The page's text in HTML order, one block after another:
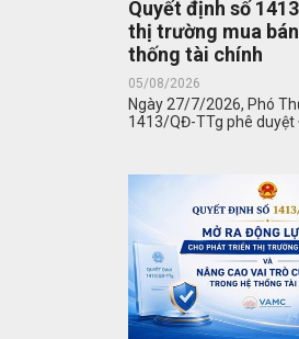
Quyết định số
thị trường mua
thống tài chính
05/08/2026
Ngày 27/7/2026, Phó
1413/QĐ-TTg phê duyệt